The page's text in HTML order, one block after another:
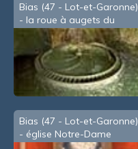
Bias (47 - Lot-et-Garonne)
- la roue à augets du
moulin
Bias (47 - Lot-et-Garonne)
- église Notre-Dame